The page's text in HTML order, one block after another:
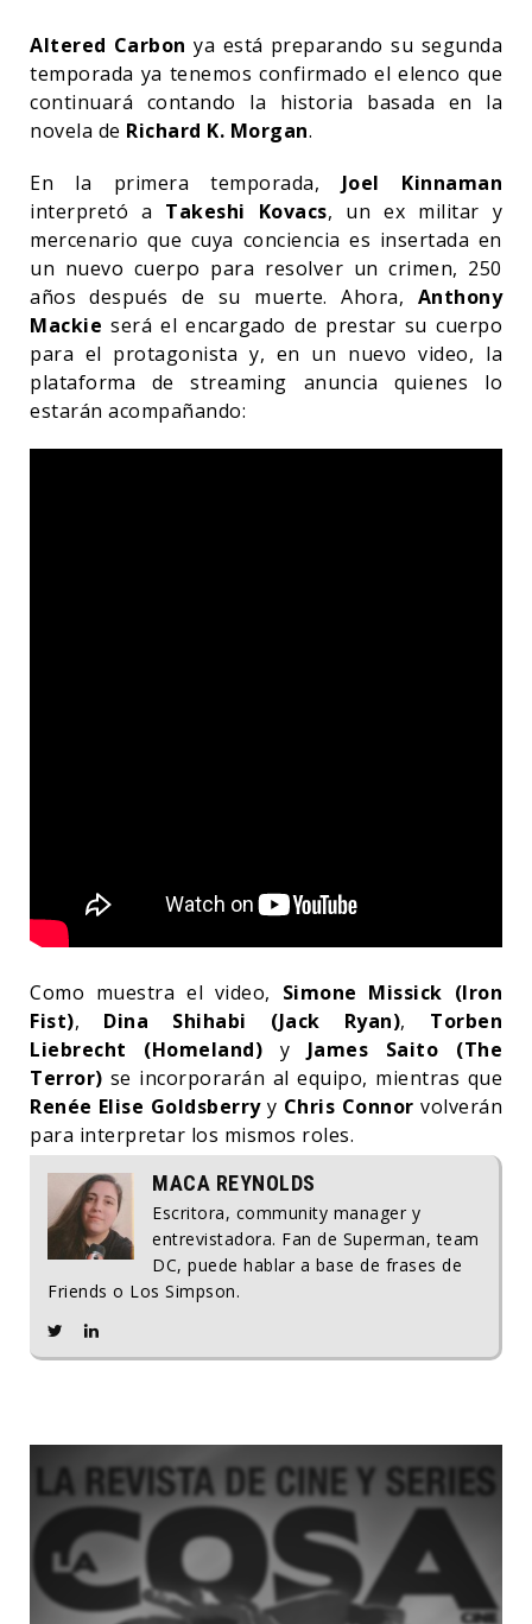
Altered Carbon ya está preparando su segunda
temporada ya tenemos confirmado el elenco que
continuará contando la historia basada en la
novela de Richard K. Morgan.
En la primera temporada, Joel Kinnaman
interpretó a Takeshi Kovacs, un ex militar y
mercenario que cuya conciencia es insertada en
un nuevo cuerpo para resolver un crimen, 250
años después de su muerte. Ahora, Anthony
Mackieserá el encargado de prestar su cuerpo
para el protagonista y, en un nuevo video, la
plataforma de streaming anuncia quienes lo
estarán acompañando:
Como muestra el video, Simone Missick (Iron
Fist), Dina Shihabi (Jack Ryan), Torben
Liebrecht (Homeland) y James Saito (The
Terror) se incorporarán al equipo, mientras que
Renée Elise Goldsberryy Chris Connor volverán
para interpretar los mismos roles.
MACA REYNOLDS
Escritora, community manager y
entrevistadora. Fan de Superman, team
DC, puede hablar a base de frases de
Friends o Los Simpson.